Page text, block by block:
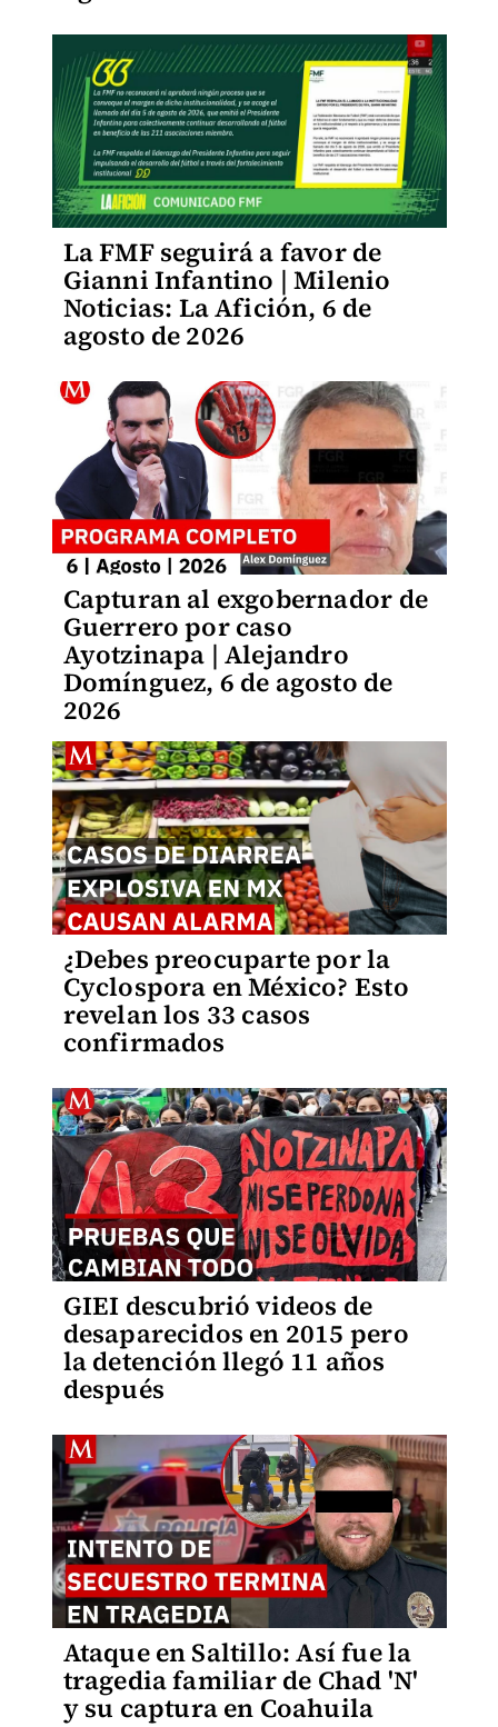
La FMF seguirá a favor de
Gianni Infantino | Milenio
Noticias: La Afición, 6 de
agosto de 2026
Capturan al exgobernador de
Guerrero por caso
Ayotzinapa | Alejandro
Domínguez, 6 de agosto de
2026
¿Debes preocuparte por la
Cyclospora en México? Esto
revelan los 33 casos
confirmados
GIEI descubrió videos de
desaparecidos en 2015 pero
la detención llegó 11 años
después
Ataque en Saltillo: Así fue la
tragedia familiar de Chad 'N'
y su captura en Coahuila